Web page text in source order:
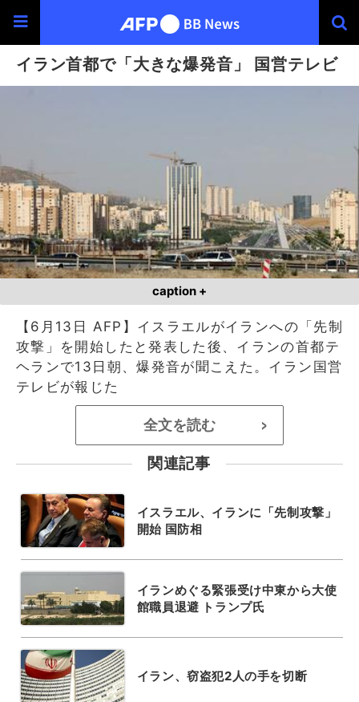
イラン首都で「大きな爆発音」 国営テレビ
caption +
【6月13日 AFP】イスラエルがイランへの「先制
攻撃」を開始したと発表した後、イランの首都テ
ヘランで13日朝、爆発音が聞こえた。イラン国営
テレビが報じた
全文を読む >
関連記事
イスラエル、イランに「先制攻撃」
開始 国防相
イランめぐる緊張受け中東から大使
館職員退避 トランプ氏
イラン、窃盗犯2人の手を切断